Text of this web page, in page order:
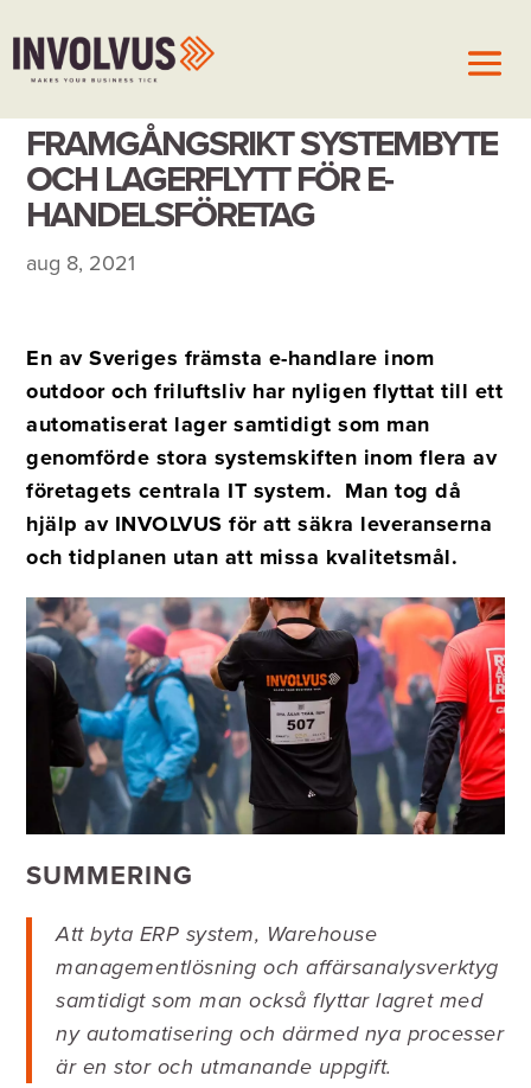
FRAMGÅNGSRIKT SYSTEMBYTE
OCH LAGERFLYTT FÖR E-
HANDELSFÖRETAG
aug 8, 2021
En av Sveriges främsta e-handlare inom
outdoor och friluftsliv har nyligen flyttat till ett
automatiserat lager samtidigt som man
genomförde stora systemskiften inom flera av
företagets centrala IT system. Man tog då
hjälp av INVOLVUS för att säkra leveranserna
och tidplanen utan att missa kvalitetsmål.
SUMMERING
Att byta ERP system, Warehouse
managementlösning och affärsanalysverktyg
samtidigt som man också flyttar lagret med
ny automatisering och därmed nya processer
är en stor och utmanande uppgift.